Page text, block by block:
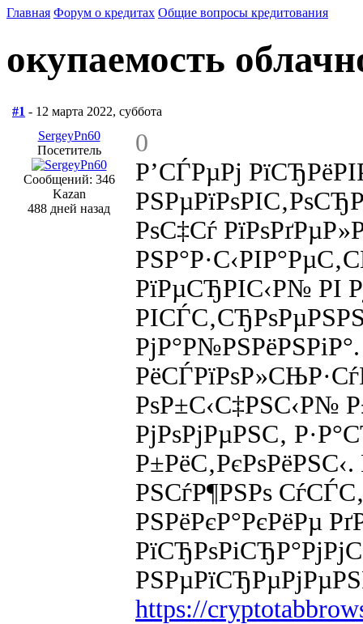
Главная Форум о кредитах Общие вопросы кредитования
окупаемость
#1 - 12 марта 2022, суббота
SergeyPn60
Посетитель
Сообщений: 346
Kazan
488 дней назад
0
Р’СЃРµРј
РѕС‡Сѓ
РїРµСЂРІС‹Р№ РІ
РѕР±С‹С‡РЅС‹Р№
РјРѕРјРµРЅС‚
РЅСѓР¶РЅРѕ
РЅРёРєР°РєРёРµ
https://